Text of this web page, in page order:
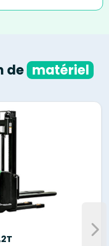
de matériel